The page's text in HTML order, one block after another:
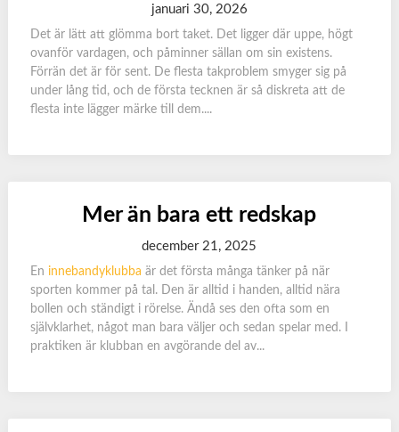
januari 30, 2026
Det är lätt att glömma bort taket. Det ligger där uppe, högt
ovanför vardagen, och påminner sällan om sin existens.
Förrän det är för sent. De flesta takproblem smyger sig på
under lång tid, och de första tecknen är så diskreta att de
flesta inte lägger märke till dem....
Mer än bara ett redskap
december 21, 2025
En innebandyklubba är det första många tänker på när
sporten kommer på tal. Den är alltid i handen, alltid nära
bollen och ständigt i rörelse. Ändå ses den ofta som en
självklarhet, något man bara väljer och sedan spelar med. I
praktiken är klubban en avgörande del av...